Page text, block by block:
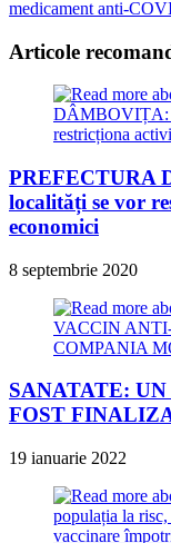
medicament anti-
Articole
PREFECTURA
localități se vor
economici
8 septembrie 2020
SANATATE:
FOST
19 ianuarie 2022